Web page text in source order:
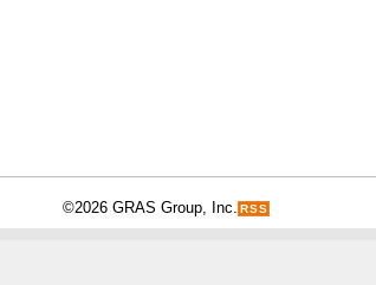
©2026 GRAS Group, Inc. RSS